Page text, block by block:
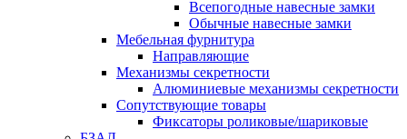
Всепогодные навесные замки
Обычные навесные замки
Мебельная фурнитура
Направляющие
Механизмы секретности
Алюминиевые механизмы секретности
Сопутствующие товары
Фиксаторы роликовые/шариковые